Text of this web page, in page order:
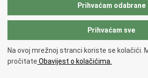
Copyright © 2026 Ministarstvo financija, Carinska
korištenja.
Prihvaćam odabrane
Prihvaćam sve
Na ovoj mrežnoj stranci koriste se kolačići.
pročitate Obavijest o kolačićima.